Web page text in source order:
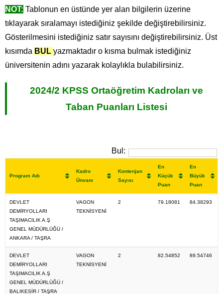
NOT: Tablonun en üstünde yer alan bilgilerin üzerine
tıklayarak sıralamayı istediğiniz şekilde değiştirebilirsiniz.
Gösterilmesini istediğiniz satır sayısını değiştirebilirsiniz. Üst
kısımda BUL yazmaktadır o kısma bulmak istediğiniz
üniversitenin adını yazarak kolaylıkla bulabilirsiniz.
2024/2 KPSS Ortaöğretim Kadroları ve
Taban Puanları Listesi
Bul:
Program Adı
Kadro
Ünvanı
Kontenjan
Sayısı
En
Küçük
Puan
En
Büyük
Puan
DEVLET
DEMİRYOLLARI
TAŞIMACILIK A.Ş
GENEL MÜDÜRLÜĞÜ /
ANKARA / TAŞRA
VAGON
TEKNİSYENİ
2 79.18081 84.38293
DEVLET
DEMİRYOLLARI
TAŞIMACILIK A.Ş
GENEL MÜDÜRLÜĞÜ /
BALIKESİR / TAŞRA
VAGON
TEKNİSYENİ
2 82.54852 89.54746